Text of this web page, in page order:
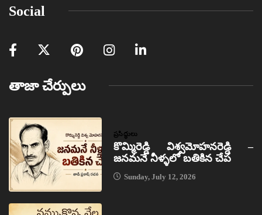
Social
తాజా చేర్పులు
ప్రసిద్ధులు
కొమ్మిరెడ్డి విశ్వమోహనరెడ్డి –
జనమనే నీళ్ళలో బతికిన చేప
Sunday, July 12, 2026